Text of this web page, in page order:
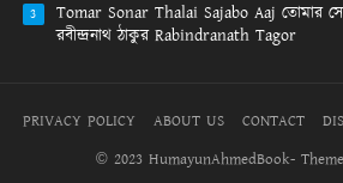
3
Tomar Sonar Thalai Sajabo Aaj তোমার
রবীন্দ্রনাথ ঠাকুর Rabindranath Tagor
PRIVACY POLICY ABOUT US CONTACT
© 2023 HumayunAhmedBook-